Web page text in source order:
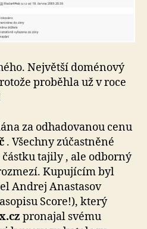
Největší doménový
proběhla už v roce
za odhadovanou cenu
. Všechny zúčastněné
tajily , ale odborný
Kupujícím byl
Andrej Anastasov
Score!), který
pronajal svému